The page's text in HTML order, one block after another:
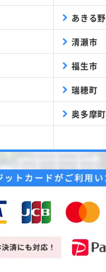
あきる
清瀬市
福生市
瑞穂町
奥多摩町